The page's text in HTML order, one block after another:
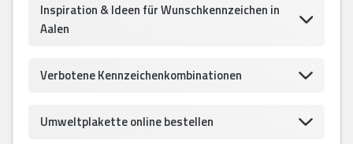
Inspiration & Ideen für Wunschkennzeichen in
Aalen
Verbotene Kennzeichenkombinationen
Umweltplakette online bestellen